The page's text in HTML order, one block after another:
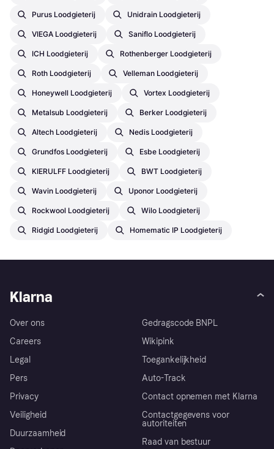
Purus Loodgieterij Unidrain Loodgieterij
VIEGA Loodgieterij Saniflo Loodgieterij
ICH Loodgieterij Rothenberger Loodgieterij
Roth Loodgieterij Velleman Loodgieterij
Honeywell Loodgieterij Vortex Loodgieterij
Metalsub Loodgieterij Berker Loodgieterij
Altech Loodgieterij Nedis Loodgieterij
Grundfos Loodgieterij Esbe Loodgieterij
KIERULFF Loodgieterij BWT Loodgieterij
Wavin Loodgieterij Uponor Loodgieterij
Rockwool Loodgieterij Wilo Loodgieterij
Ridgid Loodgieterij Homematic IP Loodgieterij
Klarna
Over ons
Careers
Legal
Pers
Privacy
Veiligheid
Duurzaamheid
Gedragscode BNPL
Wikipink
Toegankelijkheid
Auto-Track
Contact opnemen met Klarna
Contactgegevens voor
autoriteiten
Raad van bestuur